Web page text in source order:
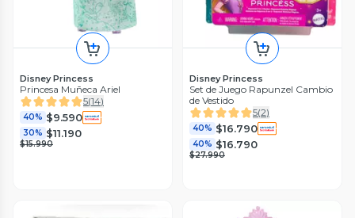
Disney Princess
Princesa Muñeca Ariel
5(14)
40% $9.590
30% $11.190
$15.990
Disney Princess
Set de Juego Rapunzel Cambio
de Vestido
5(2)
40% $16.790
40% $16.790
$27.990